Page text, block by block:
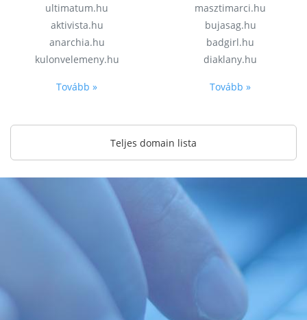
ultimatum.hu
aktivista.hu
anarchia.hu
kulonvelemeny.hu
Tovább »
masztimarci.hu
bujasag.hu
badgirl.hu
diaklany.hu
Tovább »
Teljes domain lista